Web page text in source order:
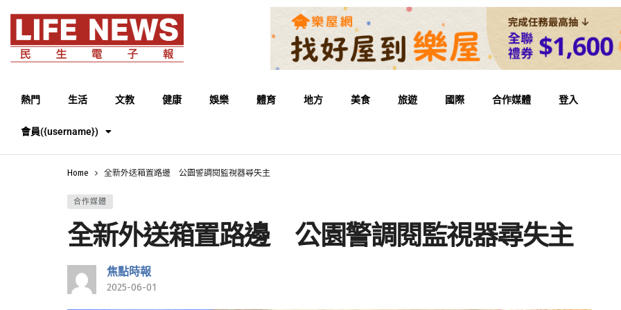
熱門 生活 文教 健康 娛樂 體育 地方 美食 旅遊 國際 合作媒體 登入
會員({username})
Home 全新外送箱置路邊 公園警調閱監視器尋失主
合作媒體
全新外送箱置路邊 公園警調閱監視器尋失主
焦點時報
2025-06-01